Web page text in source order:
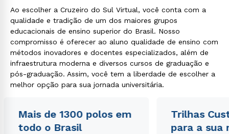
Ao escolher a Cruzeiro do Sul Virtual, você conta com a
qualidade e tradição de um dos maiores grupos
educacionais de ensino superior do Brasil. Nosso
compromisso é oferecer ao aluno qualidade de ensino com
métodos inovadores e docentes especializados, além de
infraestrutura moderna e diversos cursos de graduação e
pós-graduação. Assim, você tem a liberdade de escolher a
melhor opção para sua jornada universitária.
Mais de 1300 polos em
todo o Brasil
Trilhas
para a sua
Rápido e fácil